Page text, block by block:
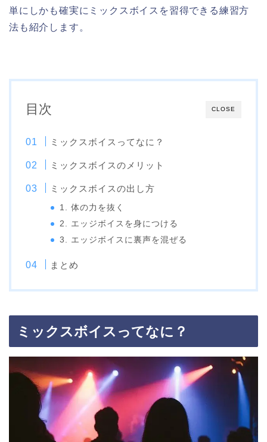
単にしかも確実にミックスボイスを習得できる練習方
法も紹介します。
CLOSE
目次
ミックスボイスってなに？
ミックスボイスのメリット
ミックスボイスの出し方
1. 体の力を抜く
2. エッジボイスを身につける
3. エッジボイスに裏声を混ぜる
まとめ
ミックスボイスってなに？